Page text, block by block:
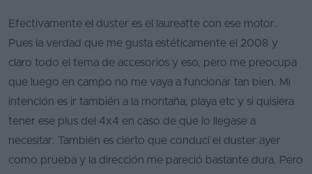
Efectivamente el duster es el laureatte con ese motor.
Pues la verdad que me gusta estéticamente el 2008 y
claro todo el tema de accesorios y eso, pero me preocupa
que luego en campo no me vaya a funcionar tan bien. Mi
intención es ir también a la montaña, playa etc y si quisiera
tener ese plus del 4x4 en caso de que lo llegase a
necesitar. También es cierto que conducí el duster ayer
como prueba y la dirección me pareció bastante dura. Pero